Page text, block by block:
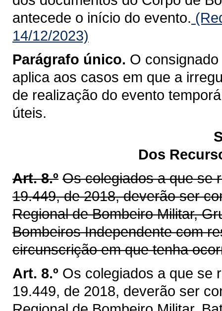
antecede o início do evento.
14/12/2023)
Parágrafo único. O
aplica aos casos em que a
de realização do evento
úteis.
Dos
Art. 8.º Os colegiados a que se
19.449, de 2018, deverão ser
Regional de Bombeiro Militar,
Bombeiros Independente com
circunscrição em que tenha
Art. 8.º Os colegiados a que se
19.449, de 2018, deverão ser